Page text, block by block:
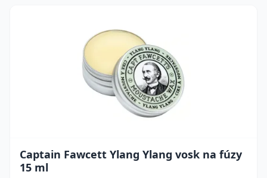
Captain Fawcett Ylang Ylang vosk na fúzy
15 ml